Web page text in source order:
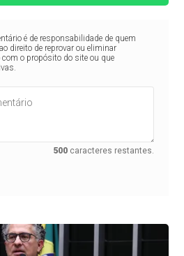
é de responsabilidade de quem
direito de reprovar ou eliminar
o propósito do site ou que
500 caracteres restantes.